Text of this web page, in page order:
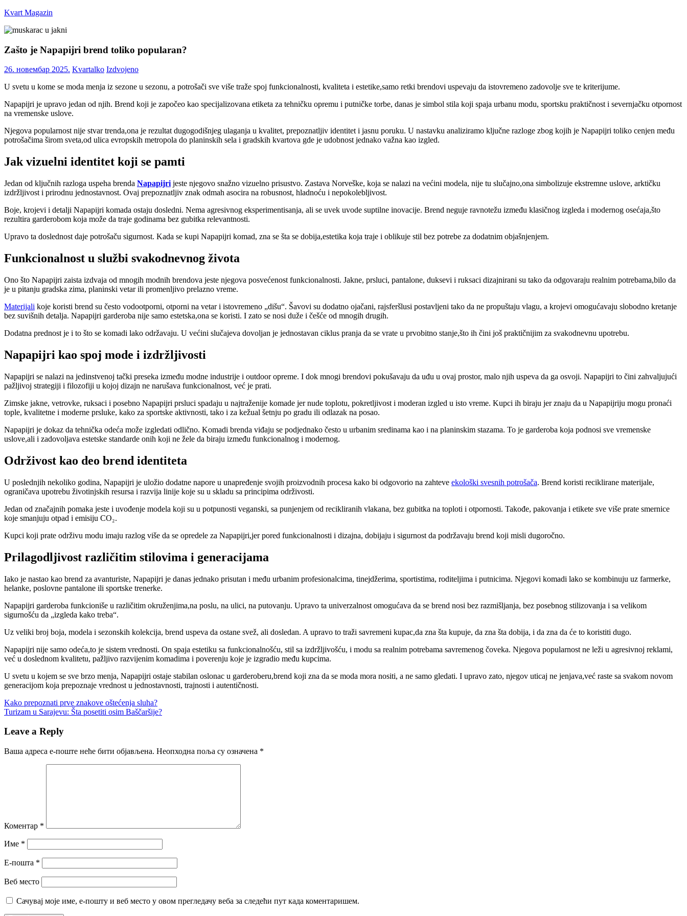
Skip
content
Kvart Magazin
click
vas!
Zašto je Napapijri brend toliko popularan?
26. новембар 2025. Kvartalko Izdvojeno
U svetu u kome se moda menja iz sezone u sezonu, a potrošači sve više traže spoj funkcionalnosti, kvaliteta i estetike,samo retki brendovi uspevaju da istovremeno zadovolje sve te kriterijume.
Napapijri je upravo jedan od njih. Brend koji je započeo kao specijalizovana etiketa za tehničku opremu i putničke torbe, danas je simbol stila koji spaja urbanu modu, sportsku praktičnost i severnjačku otpornost
na vremenske uslove.
Njegova popularnost nije stvar trenda,ona je rezultat dugogodišnjeg ulaganja u kvalitet, prepoznatljiv identitet i jasnu poruku. U nastavku analiziramo ključne razloge zbog kojih je Napapijri toliko cenjen među
potrošačima širom sveta,od ulica evropskih metropola do planinskih sela i gradskih kvartova gde je udobnost jednako važna kao izgled.
Jak vizuelni identitet koji se pamti
Jedan od ključnih razloga uspeha brenda Napapijri jeste njegovo snažno vizuelno prisustvo. Zastava Norveške, koja se nalazi na većini modela, nije tu slučajno,ona simbolizuje ekstremne uslove, arktičku
izdržljivost i prirodnu jednostavnost. Ovaj prepoznatljiv znak odmah asocira na robusnost, hladnoću i nepokolebljivost.
Boje, krojevi i detalji Napapijri komada ostaju dosledni. Nema agresivnog eksperimentisanja, ali se uvek uvode suptilne inovacije. Brend neguje ravnotežu između klasičnog izgleda i modernog osećaja,što
rezultira garderobom koja može da traje godinama bez gubitka relevantnosti.
Upravo ta doslednost daje potrošaču sigurnost. Kada se kupi Napapijri komad, zna se šta se dobija,estetika koja traje i oblikuje stil bez potrebe za dodatnim objašnjenjem.
Funkcionalnost u službi svakodnevnog života
Ono što Napapijri zaista izdvaja od mnogih modnih brendova jeste njegova posvećenost funkcionalnosti. Jakne, prsluci, pantalone, duksevi i ruksaci dizajnirani su tako da odgovaraju realnim potrebama,bilo da
je u pitanju gradska zima, planinski vetar ili promenljivo prelazno vreme.
Materijali koje koristi brend su često vodootporni, otporni na vetar i istovremeno „dišu“. Šavovi su dodatno ojačani, rajsferšlusi postavljeni tako da ne propuštaju vlagu, a krojevi omogućavaju slobodno kretanje
bez suvišnih detalja. Napapijri garderoba nije samo estetska,ona se koristi. I zato se nosi duže i češće od mnogih drugih.
Dodatna prednost je i to što se komadi lako održavaju. U većini slučajeva dovoljan je jednostavan ciklus pranja da se vrate u prvobitno stanje,što ih čini još praktičnijim za svakodnevnu upotrebu.
Napapijri kao spoj mode i izdržljivosti
Napapijri se nalazi na jedinstvenoj tački preseka između modne industrije i outdoor opreme. I dok mnogi brendovi pokušavaju da uđu u ovaj prostor, malo njih uspeva da ga osvoji. Napapijri to čini zahvaljujući
pažljivoj strategiji i filozofiji u kojoj dizajn ne narušava funkcionalnost, već je prati.
Zimske jakne, vetrovke, ruksaci i posebno Napapijri prsluci spadaju u najtraženije komade jer nude toplotu, pokretljivost i moderan izgled u isto vreme. Kupci ih biraju jer znaju da u Napapijriju mogu pronaći
tople, kvalitetne i moderne prsluke, kako za sportske aktivnosti, tako i za kežual šetnju po gradu ili odlazak na posao.
Napapijri je dokaz da tehnička odeća može izgledati odlično. Komadi brenda viđaju se podjednako često u urbanim sredinama kao i na planinskim stazama. To je garderoba koja podnosi sve vremenske
uslove,ali i zadovoljava estetske standarde onih koji ne žele da biraju između funkcionalnog i modernog.
Održivost kao deo brend identiteta
U poslednjih nekoliko godina, Napapijri je uložio dodatne napore u unapređenje svojih proizvodnih procesa kako bi odgovorio na zahteve ekološki svesnih potrošača. Brend koristi reciklirane materijale,
ograničava upotrebu životinjskih resursa i razvija linije koje su u skladu sa principima održivosti.
Jedan od značajnih pomaka jeste i uvođenje modela koji su u potpunosti veganski, sa punjenjem od recikliranih vlakana, bez gubitka na toploti i otpornosti. Takođe, pakovanja i etikete sve više prate smernice
koje smanjuju otpad i emisiju CO₂.
Kupci koji prate održivu modu imaju razlog više da se opredele za Napapijri,jer pored funkcionalnosti i dizajna, dobijaju i sigurnost da podržavaju brend koji misli dugoročno.
Prilagodljivost različitim stilovima i generacijama
Iako je nastao kao brend za avanturiste, Napapijri je danas jednako prisutan i među urbanim profesionalcima, tinejdžerima, sportistima, roditeljima i putnicima. Njegovi komadi lako se kombinuju uz farmerke,
helanke, poslovne pantalone ili sportske trenerke.
Napapijri garderoba funkcioniše u različitim okruženjima,na poslu, na ulici, na putovanju. Upravo ta univerzalnost omogućava da se brend nosi bez razmišljanja, bez posebnog stilizovanja i sa velikom
sigurnošću da „izgleda kako treba“.
Uz veliki broj boja, modela i sezonskih kolekcija, brend uspeva da ostane svež, ali dosledan. A upravo to traži savremeni kupac,da zna šta kupuje, da zna šta dobija, i da zna da će to koristiti dugo.
Napapijri nije samo odeća,to je sistem vrednosti. On spaja estetiku sa funkcionalnošću, stil sa izdržljivošću, i modu sa realnim potrebama savremenog čoveka. Njegova popularnost ne leži u agresivnoj reklami,
već u doslednom kvalitetu, pažljivo razvijenim komadima i poverenju koje je izgradio među kupcima.
U svetu u kojem se sve brzo menja, Napapijri ostaje stabilan oslonac u garderoberu,brend koji zna da se moda mora nositi, a ne samo gledati. I upravo zato, njegov uticaj ne jenjava,već raste sa svakom novom
generacijom koja prepoznaje vrednost u jednostavnosti, trajnosti i autentičnosti.
Кретање
чланка
Previous
Post:
Kako prepoznati prve znakove oštećenja sluha?
Next
Turizam u Sarajevu: Šta posetiti osim Baščaršije?
Leave a Reply
Ваша адреса е-поште неће бити објављена. Неопходна поља су означена *
Коментар *
Име *
Е-пошта *
Веб место
Сачувај моје име, е-пошту и веб место у овом прегледачу веба за следећи пут када коментаришем.